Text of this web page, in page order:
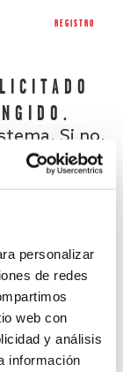
personalizar
de redes
web con
y análisis
información
REGISTRO
Si no,